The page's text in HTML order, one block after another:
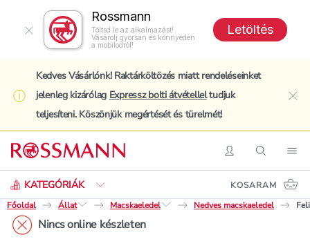
Rossmann
Töltsd le az alkalmazást!
Vásárolj gyorsan és könnyedén
a mobilodról!
Letöltés
Kedves Vásárlónk! Raktárköltözés miatt rendeléseinket
jelenleg kizárólag Expressz bolti átvételleltudjuk
teljesíteni. Köszönjük megértését és türelmét!
BelépésKeresés
KATEGÓRIÁK
Keresés
KOSARAM
Főoldal
Állat Macskaeledel Nedves macskaeledel
Nincs online készleten